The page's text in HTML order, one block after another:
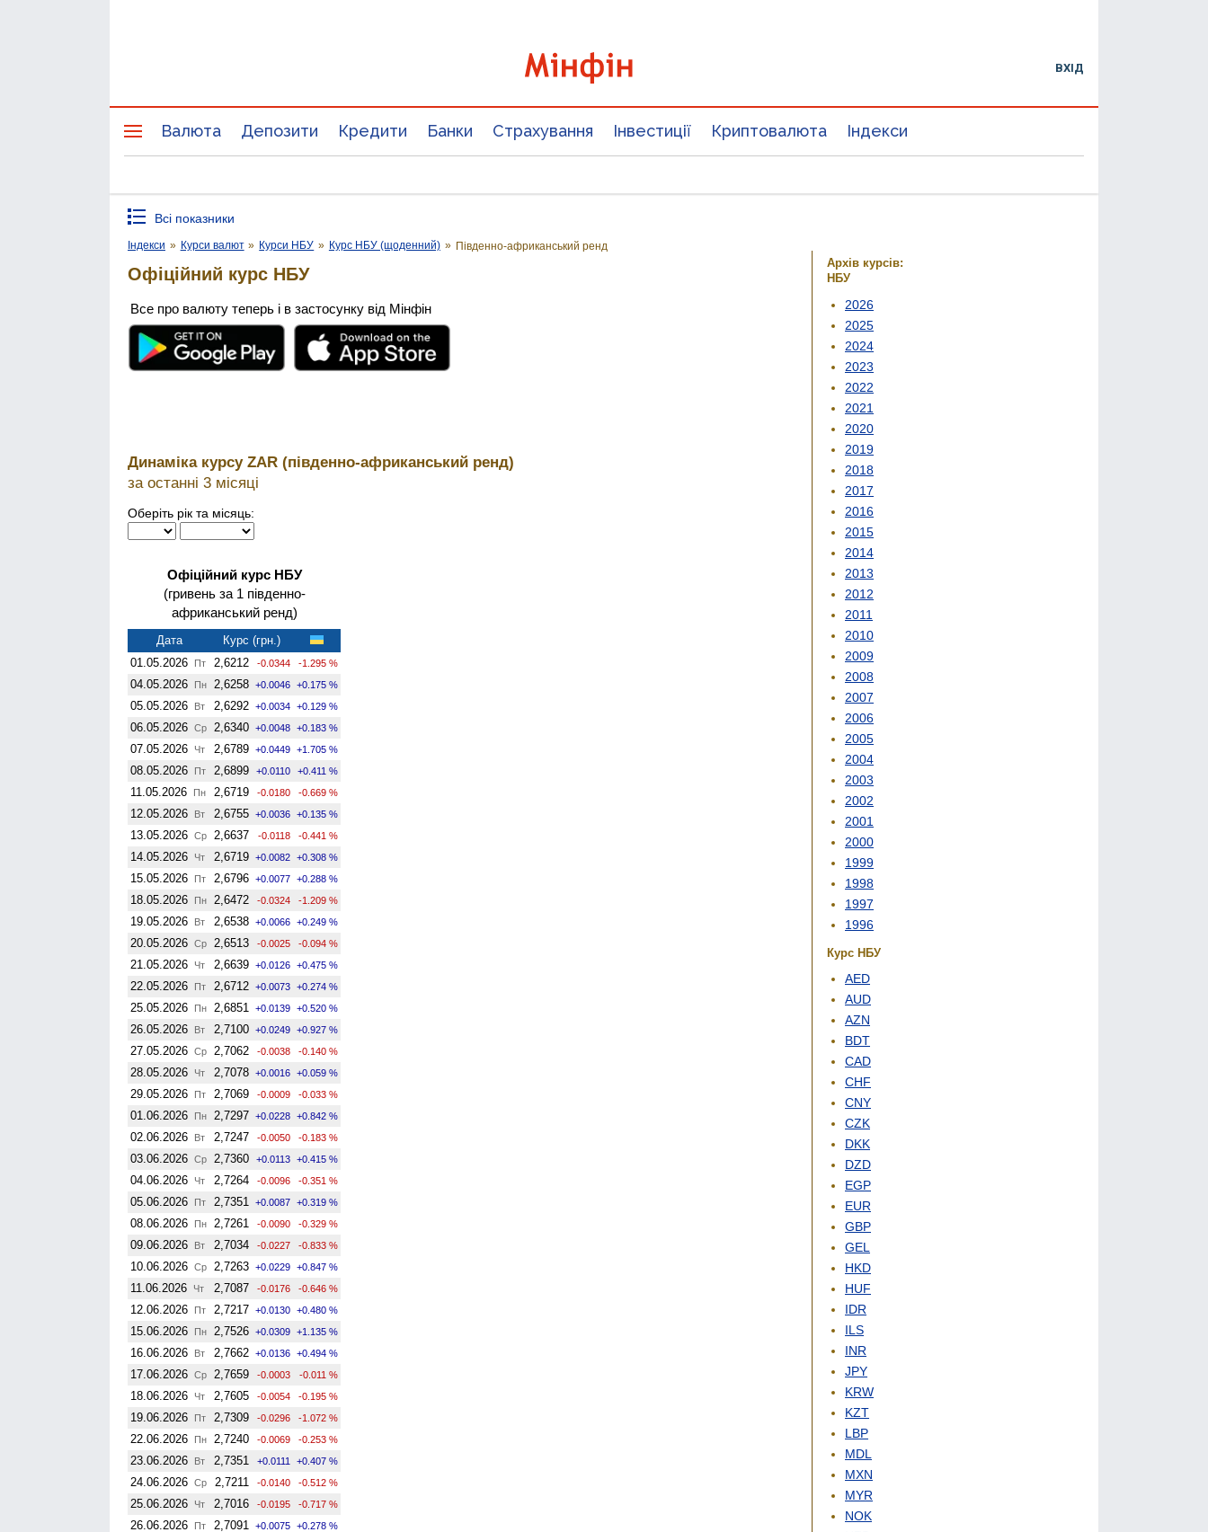
ВХІД
Валюта Депозити Кредити Банки Страхування Інвестиції Криптовалюта Індекси
Всі показники
Індекси » Курси валют » Курси НБУ » Курс НБУ (щоденний) » Південно-африканський ренд
Офіційний курс НБУ
Все про валюту теперь і в застосунку від Мінфін
Динаміка курсу ZAR (південно-африканський ренд)
за останні 3 місяці
Оберіть рік та місяць:
Офіційний курс НБУ
(гривень за 1 південно-
африканський ренд)
Дата
Курс (грн.)
01.05.2026
Пт 2,6212 -0.0344 -1.295 %
04.05.2026 Пн 2,6258 +0.0046 +0.175 %
05.05.2026 Вт 2,6292 +0.0034 +0.129 %
06.05.2026 Ср 2,6340 +0.0048 +0.183 %
07.05.2026 Чт 2,6789 +0.0449 +1.705 %
08.05.2026 Пт 2,6899 +0.0110 +0.411 %
11.05.2026 Пн 2,6719 -0.0180 -0.669 %
12.05.2026 Вт 2,6755 +0.0036 +0.135 %
13.05.2026 Ср 2,6637 -0.0118 -0.441 %
14.05.2026 Чт 2,6719 +0.0082 +0.308 %
15.05.2026 Пт 2,6796 +0.0077 +0.288 %
18.05.2026 Пн 2,6472 -0.0324 -1.209 %
19.05.2026 Вт 2,6538 +0.0066 +0.249 %
20.05.2026 Ср 2,6513 -0.0025 -0.094 %
21.05.2026 Чт 2,6639 +0.0126 +0.475 %
22.05.2026 Пт 2,6712 +0.0073 +0.274 %
25.05.2026 Пн 2,6851 +0.0139 +0.520 %
26.05.2026 Вт 2,7100 +0.0249 +0.927 %
27.05.2026 Ср 2,7062 -0.0038 -0.140 %
28.05.2026 Чт 2,7078 +0.0016 +0.059 %
29.05.2026 Пт 2,7069 -0.0009 -0.033 %
01.06.2026 Пн 2,7297 +0.0228 +0.842 %
02.06.2026 Вт 2,7247 -0.0050 -0.183 %
03.06.2026 Ср 2,7360 +0.0113 +0.415 %
04.06.2026 Чт 2,7264 -0.0096 -0.351 %
05.06.2026 Пт 2,7351 +0.0087 +0.319 %
08.06.2026 Пн 2,7261 -0.0090 -0.329 %
09.06.2026 Вт 2,7034 -0.0227 -0.833 %
10.06.2026 Ср 2,7263 +0.0229 +0.847 %
11.06.2026 Чт 2,7087 -0.0176 -0.646 %
12.06.2026 Пт 2,7217 +0.0130 +0.480 %
15.06.2026 Пн 2,7526 +0.0309 +1.135 %
16.06.2026 Вт 2,7662 +0.0136 +0.494 %
17.06.2026 Ср 2,7659 -0.0003 -0.011 %
18.06.2026 Чт 2,7605 -0.0054 -0.195 %
19.06.2026 Пт 2,7309 -0.0296 -1.072 %
22.06.2026 Пн 2,7240 -0.0069 -0.253 %
23.06.2026 Вт 2,7351 +0.0111 +0.407 %
24.06.2026 Ср 2,7211 -0.0140 -0.512 %
25.06.2026 Чт 2,7016 -0.0195 -0.717 %
26.06.2026 Пт 2,7091 +0.0075 +0.278 %
Архів курсів:
НБУ
2026
2025
2024
2023
2022
2021
2020
2019
2018
2017
2016
2015
2014
2013
2012
2011
2010
2009
2008
2007
2006
2005
2004
2003
2002
2001
2000
1999
1998
1997
1996
Курс НБУ
AED
AUD
AZN
BDT
CAD
CHF
CNY
CZK
DKK
DZD
EGP
EUR
GBP
GEL
HKD
HUF
IDR
ILS
INR
JPY
KRW
KZT
LBP
MDL
MXN
MYR
NOK